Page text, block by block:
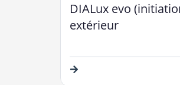
DIALux evo
extérieur